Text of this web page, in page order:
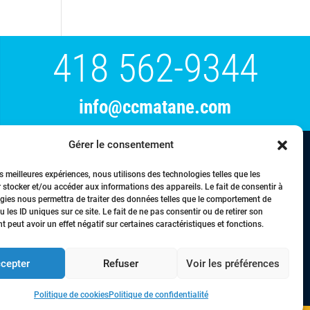
Gérer le consentement
meilleures expériences, nous utilisons des technologies telles que les
stocker et/ou accéder aux informations des appareils. Le fait de consentir à
nous permettra de traiter des données telles que le comportement de
les ID uniques sur ce site. Le fait de ne pas consentir ou de retirer son
peut avoir un effet négatif sur certaines caractéristiques et fonctions.
Refuser Voir les préférences
Politique de cookiesPolitique de confidentialité
418 562-9344
info@ccmatane.com
Événements Membres Nous joindre